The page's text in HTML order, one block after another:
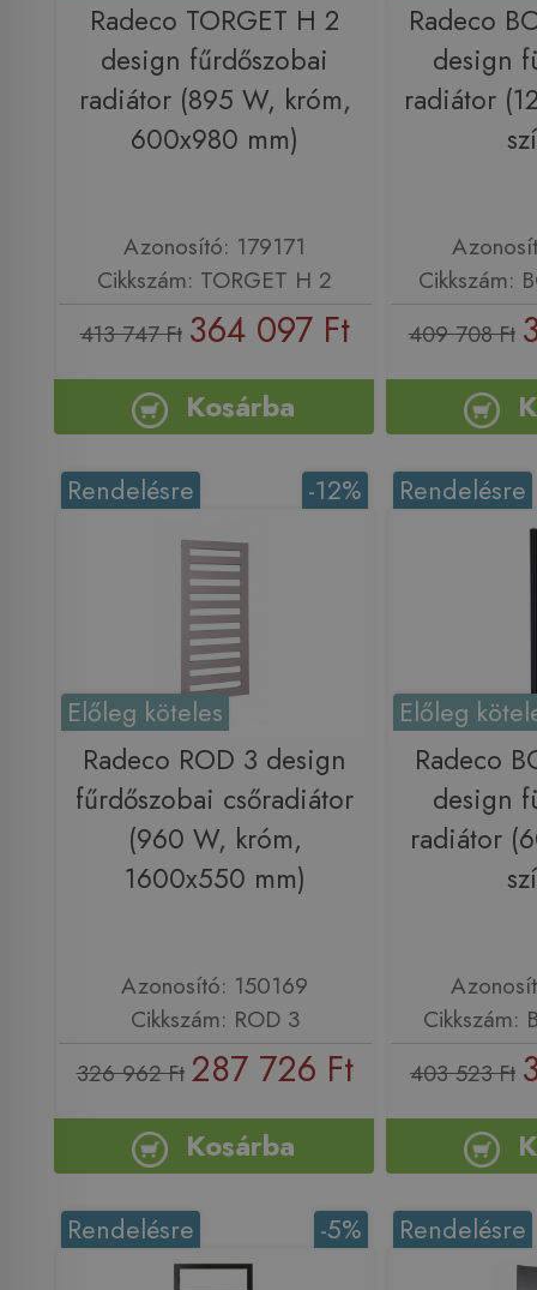
Radeco TORGET H 2
design fűrdőszobai
radiátor (895 W, króm,
600x980 mm)
Azonosító: 179171
Cikkszám: TORGET H 2
413 747 Ft 364 097 Ft
Kosárba
Radeco
design
radiátor
Cikkszám:
409 708 Ft
-12%
Rendelésre
Előleg köteles
Radeco ROD 3 design
fűrdőszobai csőradiátor
(960 W, króm,
1600x550 mm)
Azonosító: 150169
Cikkszám: ROD 3
326 962 Ft 287 726 Ft
Kosárba
Rendelésre
Előleg
Radeco
design
radiátor
Cikkszám:
403 523 Ft
-5%
Rendelésre Rendelésre